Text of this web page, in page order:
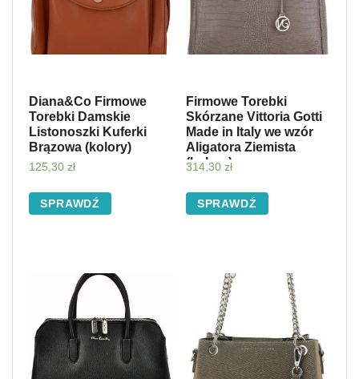
Diana&Co Firmowe
Torebki Damskie
Listonoszki Kuferki
Brązowa (kolory)
125,30 zł
SPRAWDŹ
Firmowe Torebki
Skórzane Vittoria Gotti
Made in Italy we wzór
Aligatora Ziemista
(kolory)
314,30 zł
SPRAWDŹ